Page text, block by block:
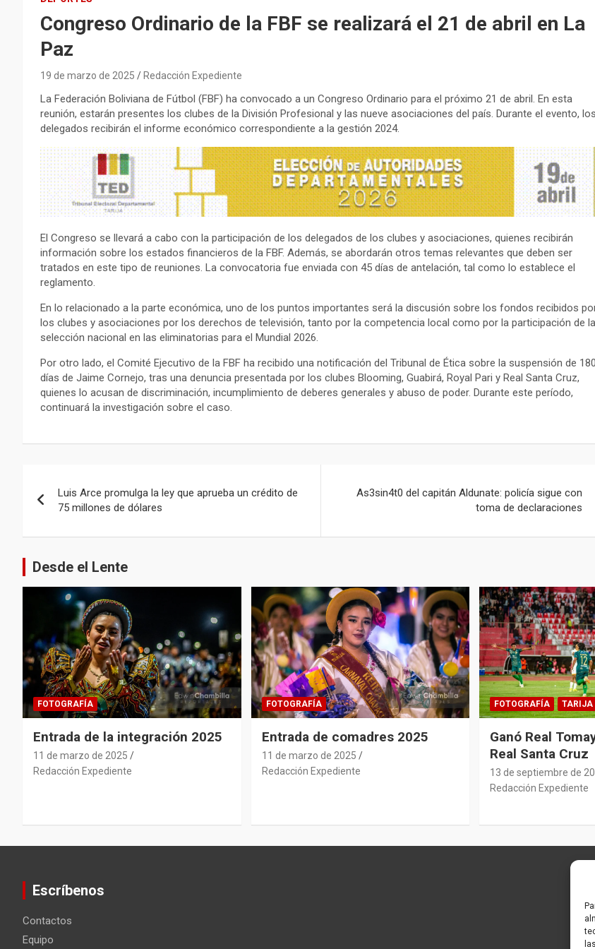
Congreso Ordinario de la FBF se realizará el 21 de abril en La
Paz
19 de marzo de 2025 Redacción Expediente
La Federación Boliviana de Fútbol (FBF) ha convocado a un Congreso Ordinario para el próximo 21 de abril. En esta
reunión, estarán presentes los clubes de la División Profesional y las nueve asociaciones del país. Durante el evento, los
delegados recibirán el informe económico correspondiente a la gestión 2024.
El Congreso se llevará a cabo con la participación de los delegados de los clubes y asociaciones, quienes recibirán
información sobre los estados financieros de la FBF. Además, se abordarán otros temas relevantes que deben ser
tratados en este tipo de reuniones. La convocatoria fue enviada con 45 días de antelación, tal como lo establece el
reglamento.
En lo relacionado a la parte económica, uno de los puntos importantes será la discusión sobre los fondos recibidos
los clubes y asociaciones por los derechos de televisión, tanto por la competencia local como por la participación de la
selección nacional en las eliminatorias para el Mundial 2026.
Por otro lado, el Comité Ejecutivo de la FBF ha recibido una notificación del Tribunal de Ética sobre la suspensión de 180
días de Jaime Cornejo, tras una denuncia presentada por los clubes Blooming, Guabirá, Royal Pari y Real Santa Cruz,
quienes lo acusan de discriminación, incumplimiento de deberes generales y abuso de poder. Durante este período,
continuará la investigación sobre el caso.
de
entradas
Luis Arce promulga la ley que aprueba un crédito de
75 millones de dólares
As3sin4t0 del capitán Aldunate: policía sigue con
toma de declaraciones
Desde el Lente
FOTOGRAFÍA
Entrada de la integración 2025
11 de marzo de 2025
Redacción Expediente
FOTOGRAFÍA
Entrada de comadres 2025
11 de marzo de 2025
Redacción Expediente
FOTOGRAFÍA TARIJA
Ganó Real
Real Santa Cruz
13 de septiembre de
Redacción Expediente
Escríbenos
Contactos
Equipo